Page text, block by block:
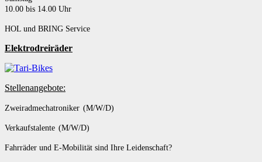
10.00 bis 14.00 Uhr
HOL und BRING Service
Elektrodreiräder
Stellenangebote:
Zweiradmechatroniker (M/W/D)
Verkaufstalente (M/W/D)
Fahrräder und E-Mobilität sind Ihre Leidenschaft?